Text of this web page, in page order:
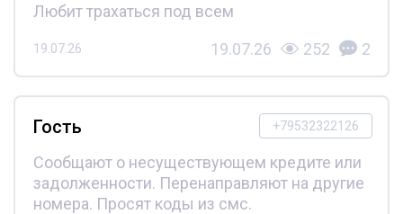
Любит трахаться под всем
19.07.26 19.07.26 252 2
+79532322126
Гость
Сообщают о несуществующем кредите или
задолженности. Перенаправляют на другие
номера. Просят коды из смс.